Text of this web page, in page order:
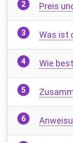
Preis
Was ist
Wie